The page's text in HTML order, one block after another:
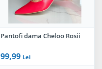
Pantofi dama Cheloo Rosii
99,99 Lei